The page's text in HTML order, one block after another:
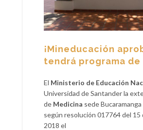
¡Mineducación
tendrá programa de
El Ministerio de Educación
Universidad de Santander la
de Medicina sede Bucaramanga
según resolución 017764 del 15
2018 el